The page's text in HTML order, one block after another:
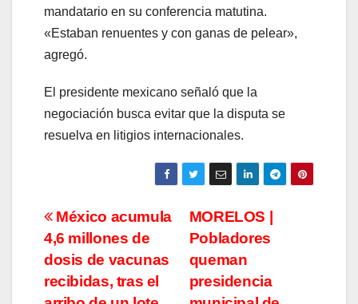
mandatario en su conferencia matutina.
«Estaban renuentes y con ganas de pelear»,
agregó.
El presidente mexicano señaló que la
negociación busca evitar que la disputa se
resuelva en litigios internacionales.
Navegación
de
entradas
MORELOS |
Pobladores
queman
presidencia
México acumula
4,6 millones de
dosis de vacunas
recibidas, tras el